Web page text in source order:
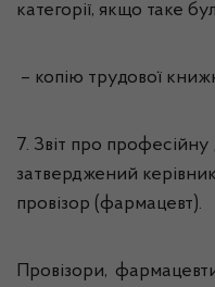
категорії, якщо таке
– копію трудової
7. Звіт про професійну
затверджений
провізор (фармацевт).
Провізори,